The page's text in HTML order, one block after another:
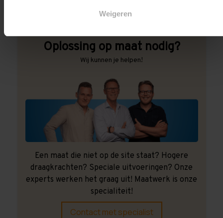
Weigeren
Oplossing op maat nodig?
Wij kunnen je helpen!
Een maat die niet op de site staat? Hogere
draagkrachten? Speciale uitvoeringen? Onze
experts werken het graag uit! Maatwerk is onze
specialiteit!
Contact met specialist